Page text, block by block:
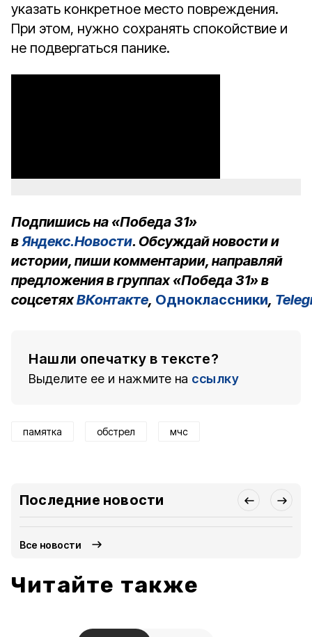
указать конкретное место повреждения.
При этом, нужно сохранять спокойствие и
не подвергаться панике.
Подпишись на «Победа 31»
вЯндекс.Новости. Обсуждай новости и
истории, пиши комментарии, направляй
предложения в группах «Победа 31» в
соцсетяхВКонтакте, Одноклассники,
Нашли опечатку в тексте?
Выделите ее и нажмите на ссылку
памятка обстрел мчс
Последние новости
Все новости
Читайте также